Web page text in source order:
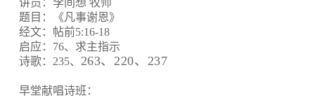
题目：《凡事谢恩》
经文：帖前5:16-18
启应：76、求主指示
诗歌：235、 263、220、237
早堂献唱诗班：